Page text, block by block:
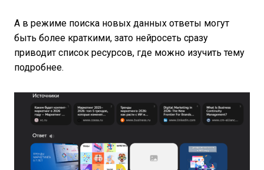
А в режиме поиска новых данных ответы могут
быть более краткими, зато нейросеть сразу
приводит список ресурсов, где можно изучить тему
подробнее.